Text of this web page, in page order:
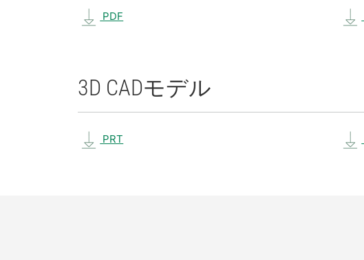
PDF
3D CADモデル
PRT